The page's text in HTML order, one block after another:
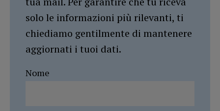
solo le informazioni più rilevanti, ti
chiediamo gentilmente di mantenere
aggiornati i tuoi dati.
Nome